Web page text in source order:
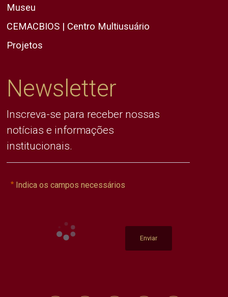
Museu
CEMACBIOS | Centro Multiusuário
Projetos
Newsletter
Inscreva-se para receber nossas
notícias e informações
institucionais.
Indica os campos necessários
Enviar